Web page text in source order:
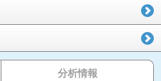
分析情報